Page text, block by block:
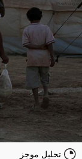
تحليل موجز